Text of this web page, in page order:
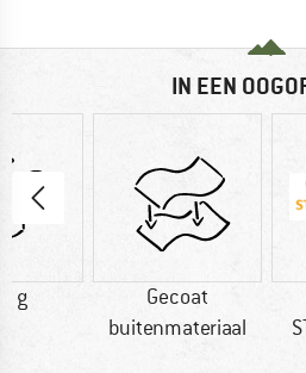
IN EEN
g
Gecoat
buitenmateriaal